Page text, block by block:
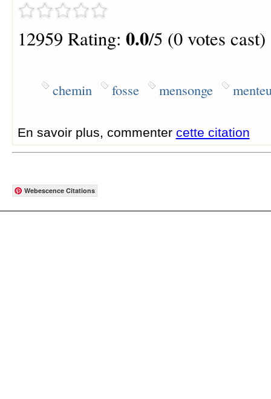
12959 Rating: 0.0/5 (0 votes cast)
chemin fosse mensonge
En savoir plus, commenter cette citation
Webescence Citations